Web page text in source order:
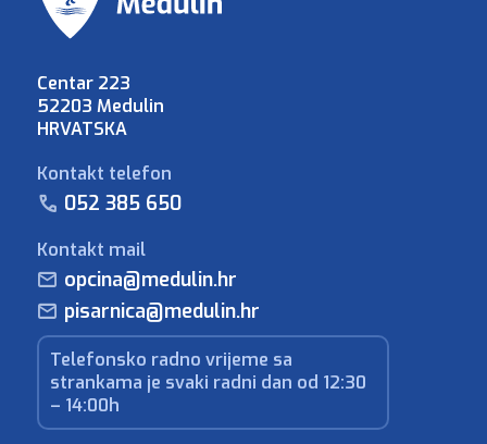
Centar 223
52203 Medulin
HRVATSKA
Kontakt telefon
052 385 650
Kontakt mail
opcina@medulin.hr
pisarnica@medulin.hr
Telefonsko radno vrijeme sa
strankama je svaki radni dan od 12:30
– 14:00h